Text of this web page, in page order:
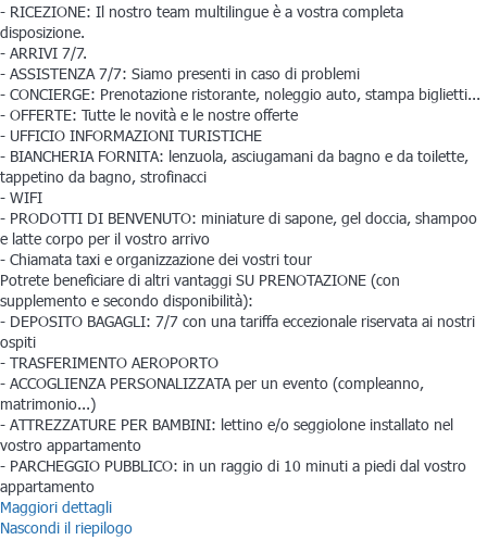
- RICEZIONE: Il nostro team multilingue è a vostra completa
disposizione.
- ARRIVI 7/7.
- ASSISTENZA 7/7: Siamo presenti in caso di problemi
- CONCIERGE: Prenotazione ristorante, noleggio auto, stampa biglietti...
- OFFERTE: Tutte le novità e le nostre offerte
- UFFICIO INFORMAZIONI TURISTICHE
- BIANCHERIA FORNITA: lenzuola, asciugamani da bagno e da toilette,
tappetino da bagno, strofinacci
- WIFI
- PRODOTTI DI BENVENUTO: miniature di sapone, gel doccia, shampoo
e latte corpo per il vostro arrivo
- Chiamata taxi e organizzazione dei vostri tour
Potrete beneficiare di altri vantaggi SU PRENOTAZIONE (con
supplemento e secondo disponibilità):
- DEPOSITO BAGAGLI: 7/7 con una tariffa eccezionale riservata ai nostri
ospiti
- TRASFERIMENTO AEROPORTO
- ACCOGLIENZA PERSONALIZZATA per un evento (compleanno,
matrimonio...)
- ATTREZZATURE PER BAMBINI: lettino e/o seggiolone installato nel
vostro appartamento
- PARCHEGGIO PUBBLICO: in un raggio di 10 minuti a piedi dal vostro
appartamento
Maggiori dettagli
Nascondi il riepilogo